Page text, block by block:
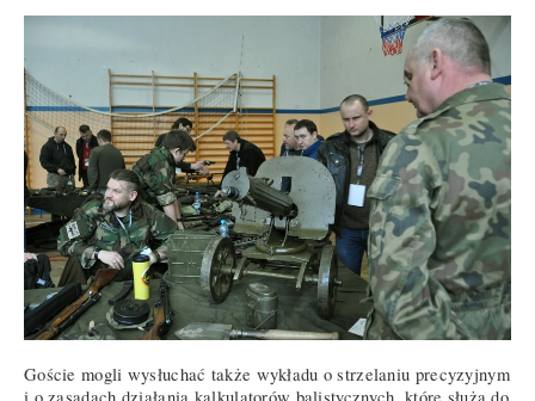
Goście mogli wysłuchać także wykładu o strzelaniu precyzyjnym